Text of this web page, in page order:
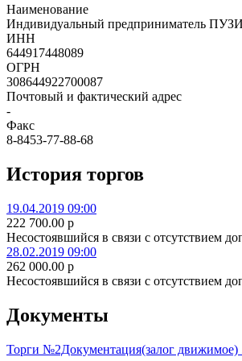
Наименование
Индивидуальный предприниматель
ИНН
644917448089
ОГРН
308644922700087
Почтовый и фактический адрес
-
Факс
8-8453-77-88-68
История торгов
19.04.2019 09:00
222 700.00 p
Несостоявшийся в связи с отсутствием
28.02.2019 09:00
262 000.00 p
Несостоявшийся в связи с отсутствием
Документы
Торги №2Документация(залог движимое)